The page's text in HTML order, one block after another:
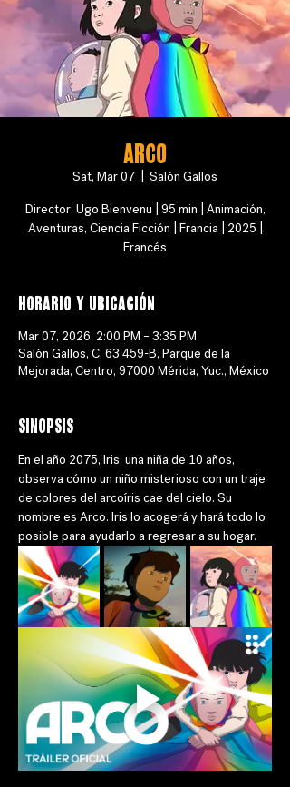
ARCO
Sat, Mar 07
Salón Gallos
Director: Ugo Bienvenu | 95 min | Animación,
Aventuras, Ciencia Ficción | Francia | 2025 |
Francés
Horario y ubicación
Mar 07, 2026, 2:00 PM – 3:35 PM
Salón Gallos, C. 63 459-B, Parque de la
Mejorada, Centro, 97000 Mérida, Yuc., México
Sinopsis
En el año 2075, Iris, una niña de 10 años,
observa cómo un niño misterioso con un traje
de colores del arcoíris cae del cielo. Su
nombre es Arco. Iris lo acogerá y hará todo lo
posible para ayudarlo a regresar a su hogar.